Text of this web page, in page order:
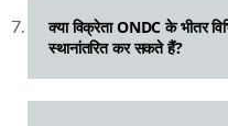
क्या विक्रेता ONDC के भीतर
स्थानांतरित कर सकते हैं?